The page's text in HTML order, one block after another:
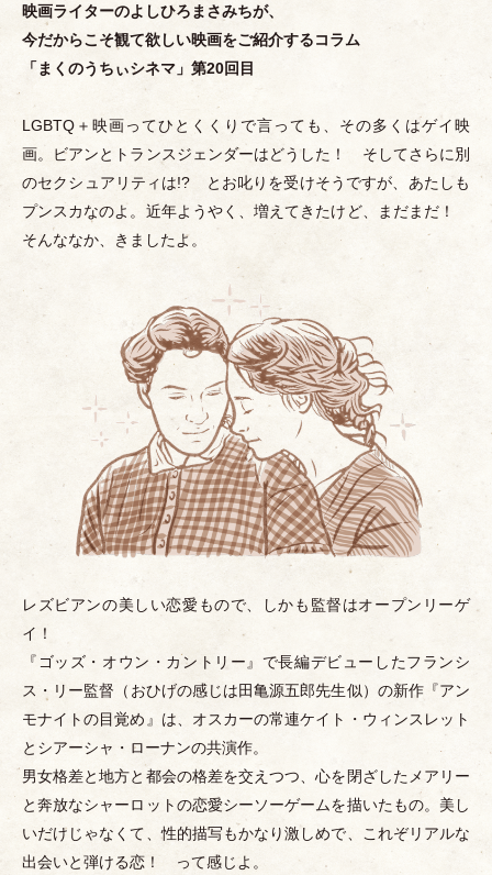
映画ライターのよしひろまさみちが、
今だからこそ観て欲しい映画をご紹介するコラム
「まくのうちぃシネマ 」 第20回目
LGBTQ＋映画ってひとくくりで言っても、その多くはゲイ映
画。ビアンとトランスジェンダーはどうした！ そしてさらに別
のセクシュアリティは!? とお叱りを受けそうですが、あたしも
プンスカなのよ。近年ようやく、増えてきたけど、まだまだ！
そんななか、きましたよ。
レズビアンの美しい恋愛もので、しかも監督はオープンリーゲ
イ！
『ゴッズ ・ オウン ・ カントリー』で長編デビューしたフランシ
ス ・ リー監督 （ おひげの感じは田亀源五郎先生似） の新作『アン
モナイトの目覚め』は、オスカーの常連ケイト
・ ウィンスレット
とシアーシャ ・ ローナンの共演作。
男女格差と地方と都会の格差を交えつつ、心を閉ざしたメアリー
と奔放なシャーロットの恋愛シーソーゲームを描いたもの。美し
いだけじゃなくて、性的描写もかなり激しめで、これぞリアルな
出会いと弾ける恋！ って感じよ。